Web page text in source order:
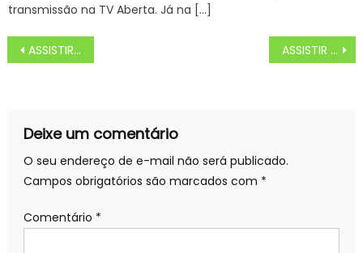
transmissão na TV Aberta. Já na […]
Navegação
de
ASSISTIR Treze x América-RN FC AO VIVO, Grátis na TV ou Online, Amistoso Nacional, hoje, QUINTA (18/02) ASSISTIR Betis x Getafe AO VIVO na TV e online pelo Campeonato Espanhol 20/21, HOJE (19/02)
Deixe um comentário
O seu endereço de e-mail não será publicado.
Campos obrigatórios são marcados com *
Comentário *